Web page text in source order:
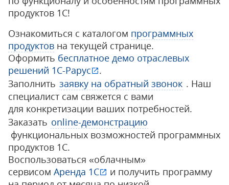
продуктов 1С!
Ознакомиться с каталогом программных
продуктов на текущей странице.
Оформить бесплатное демо отраслевых
решений 1С-Рарус
.
Заполнить
заявку на обратный звонок . Наш
специалист сам свяжется с вами
для конкретизации ваших потребностей.
Заказать online-демонстрацию
функциональных возможностей программных
продуктов 1С.
Воспользоваться «облачным»
сервисом Аренда 1С
и получить программу